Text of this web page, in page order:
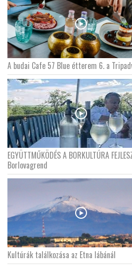
A budai Cafe 57 Blue étterem 6. a
EGYÜTTMŰKÖDÉS A BORKULTÚRA
Borlovagrend
Kultúrák találkozása az Etna lábánál